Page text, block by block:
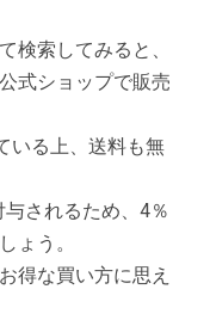
検索してみると、
式ショップで販売
いる上、送料も無
されるため、4％
ょう。
得な買い方に思え